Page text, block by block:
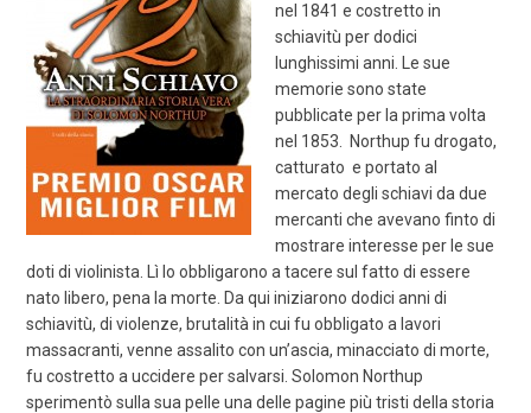
nel 1841 e costretto in
schiavitù per dodici
lunghissimi anni. Le sue
memorie sono state
pubblicate per la prima volta
nel 1853. Northup fu drogato,
catturato e portato al
mercato degli schiavi da due
mercanti che avevano finto di
mostrare interesse per le sue
doti di violinista. Lì lo obbligarono a tacere sul fatto di essere
nato libero, pena la morte. Da qui iniziarono dodici anni di
schiavitù, di violenze, brutalità in cui fu obbligato a lavori
massacranti, venne assalito con un’ascia, minacciato di morte,
fu costretto a uccidere per salvarsi. Solomon Northup
sperimentò sulla sua pelle una delle pagine più tristi della storia